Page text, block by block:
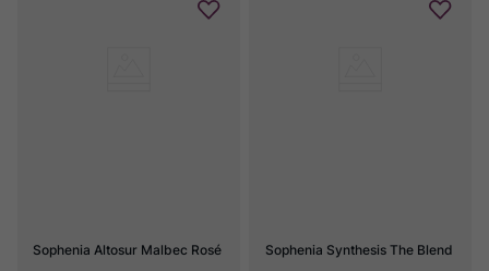
Sophenia Altosur Malbec Rosé Sophenia Synthesis The Blend